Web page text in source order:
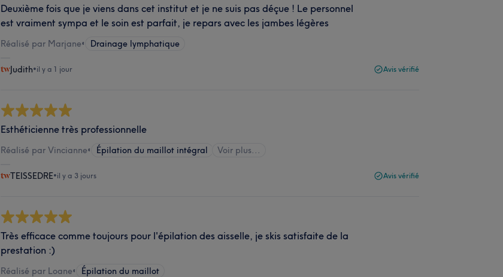
Deuxième fois que je viens dans cet institut et je ne suis pas déçue ! Le personnel
est vraiment sympa et le soin est parfait, je repars avec les jambes légères
Réalisé par Marjane• Drainage lymphatique
Judith•il y a 1 jour Avis vérifié
Esthéticienne très professionnelle
Réalisé par Vincianne• Épilation du maillot intégral Voir plus...
TEISSEDRE•il y a 3 jours Avis vérifié
Très efficace comme toujours pour l'épilation des aisselle, je skis satisfaite de la
prestation :)
Réalisé par Loane• Épilation du maillot